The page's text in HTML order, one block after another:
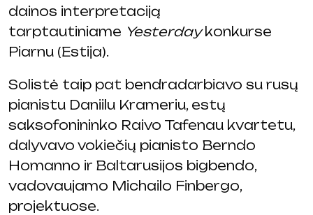
dainos interpretaciją
tarptautiniame Yesterdaykonkurse
Piarnu (Estija).
Solistė taip pat bendradarbiavo su rusų
pianistu Daniilu Krameriu, estų
saksofonininko Raivo Tafenau kvartetu,
dalyvavo vokiečių pianisto Berndo
Homanno ir Baltarusijos bigbendo,
vadovaujamo Michailo Finbergo,
projektuose.